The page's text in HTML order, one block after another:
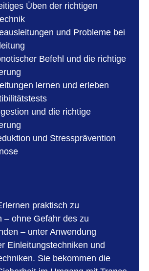
Üben der richtigen
und Probleme bei
Befehl und die richtige
lernen und erleben
und die richtige
und Stressprävention
praktisch zu
– ohne Gefahr des zu
– unter Anwendung
Einleitungstechniken und
Sie bekommen die